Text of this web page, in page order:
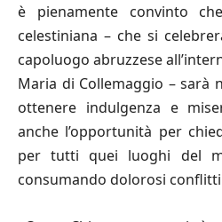
è pienamente convinto
celestiniana – che si
capoluogo abruzzese
Maria di Collemaggio – sarà
ottenere indulgenza e
anche l’opportunità per
per tutti quei luoghi del
consumando dolorosi